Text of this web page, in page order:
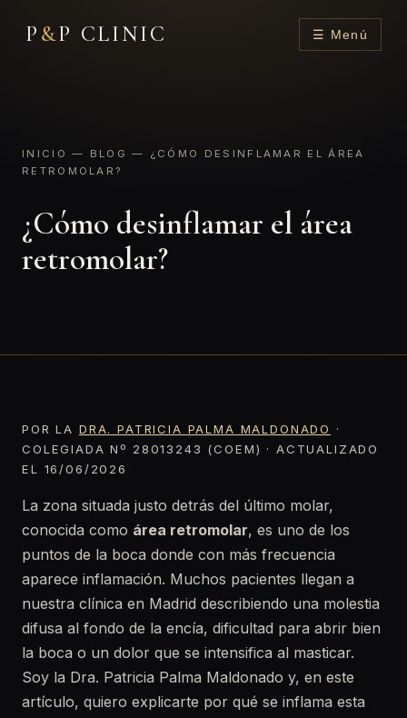
P &P CLINIC ☰ Menú
INICIO — BLOG — ¿CÓMO DESINFLAMAR EL ÁREA
RETROMOLAR?
¿Cómo desinflamar el área
retromolar?
POR LA DRA. PATRICIA PALMA MALDONADO
·
COLEGIADA Nº 28013243 (COEM) · ACTUALIZADO
EL 16/06/2026
La zona situada justo detrás del último molar,
conocida como área retromolar, es uno de los
puntos de la boca donde con más frecuencia
aparece inflamación. Muchos pacientes llegan a
nuestra clínica en Madrid describiendo una molestia
difusa al fondo de la encía, dificultad para abrir bien
la boca o un dolor que se intensifica al masticar.
Soy la Dra. Patricia Palma Maldonado y, en este
artículo, quiero explicarte por qué se inflama esta